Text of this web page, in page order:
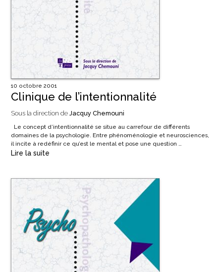
10 octobre 2001
Clinique de l’intentionnalité
Sous la direction de Jacquy Chemouni
Le concept d’intentionnalité se situe au carrefour de différents
domaines de la psychologie. Entre phénoménologie et neurosciences,
il incite à redéfinir ce qu’est le mental et pose une question …
Lire la suite